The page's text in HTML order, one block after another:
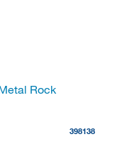
Rock
398138